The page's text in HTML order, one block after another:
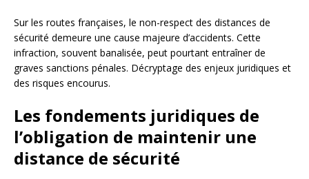
Sur les routes françaises, le non-respect des distances de
sécurité demeure une cause majeure d’accidents. Cette
infraction, souvent banalisée, peut pourtant entraîner de
graves sanctions pénales. Décryptage des enjeux juridiques et
des risques encourus.
Les fondements juridiques de
l’obligation de maintenir une
distance de sécurité